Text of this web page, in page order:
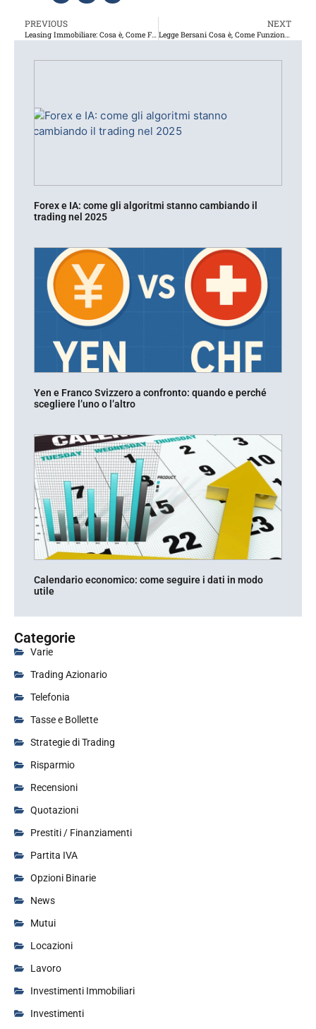
PREVIOUS
Leasing Immobiliare: Cosa è, Come Funziona. Ecco Cosa Sapere
NEXT
Legge Bersani Cosa è, Come Funziona? Guida
Forex e IA: come gli algoritmi stanno cambiando il
trading nel 2025
Yen e Franco Svizzero a confronto: quando e perché
scegliere l’uno o l’altro
Calendario economico: come seguire i dati in modo
utile
Categorie
Varie
Trading Azionario
Telefonia
Tasse e Bollette
Strategie di Trading
Risparmio
Recensioni
Quotazioni
Prestiti / Finanziamenti
Partita IVA
Opzioni Binarie
News
Mutui
Locazioni
Lavoro
Investimenti Immobiliari
Investimenti